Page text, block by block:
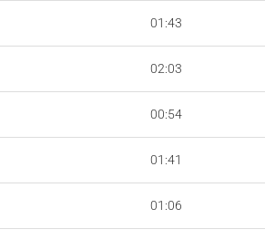
01:43
02:03
00:54
01:41
01:06